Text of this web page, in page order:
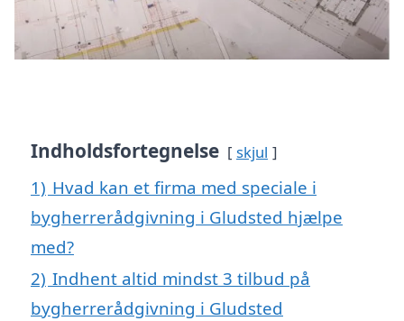
Indholdsfortegnelse skjul
1) Hvad kan et firma med speciale i
bygherrerådgivning i Gludsted hjælpe
med?
2) Indhent altid mindst 3 tilbud på
bygherrerådgivning i Gludsted